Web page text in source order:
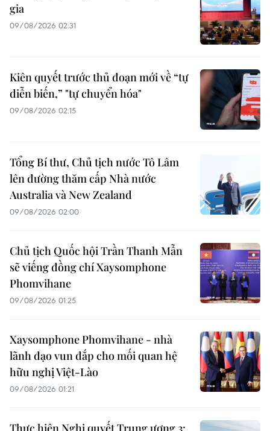
gia
09/08/2026 02:31
Kiên quyết trước thủ đoạn mới về “tự
diễn biến,” "tự chuyển hóa"
09/08/2026 02:15
Tổng Bí thư, Chủ tịch nước Tô Lâm
lên đường thăm cấp Nhà nước
Australia và New Zealand
09/08/2026 02:00
Chủ tịch Quốc hội Trần Thanh Mẫn
sẽ viếng đồng chí Xaysomphone
Phomvihane
09/08/2026 01:25
Xaysomphone Phomvihane - nhà
lãnh đạo vun đắp cho mối quan hệ
hữu nghị Việt-Lào
09/08/2026 01:21
Thực hiện Nghị quyết Trung ương 3: